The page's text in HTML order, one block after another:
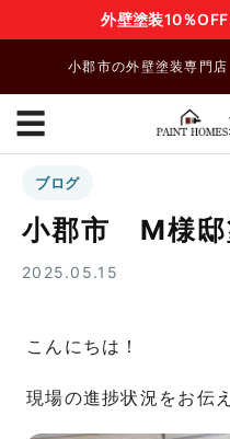
外壁塗装10％
小郡市の外壁塗装専門店
☰
ブログ
小郡市 M様邸
2025.05.15
こんにちは！
現場の進捗状況をお伝